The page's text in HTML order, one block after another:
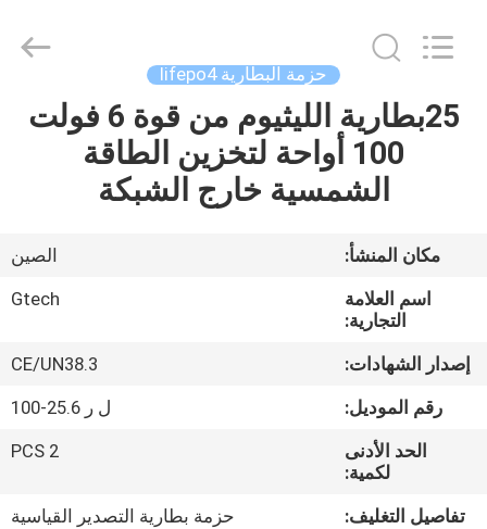
المنزل
المنتجات
حولنا
في
المصنع
مراقبة
الجودة
POWER
GROUP.
حزمة البطارية lifepo4
25بطارية الليثيوم من قوة 6 فولت
100 أواحة لتخزين الطاقة
الشمسية خارج الشبكة
مكان المنشأ:
الصين
اسم العلامة
التجارية:
Gtech
إصدار الشهادات:
CE/UN38.3
رقم الموديل:
ل ر 25.6-100
الحد الأدنى
لكمية:
2 PCS
تفاصيل التغليف:
حزمة بطارية التصدير القياسية